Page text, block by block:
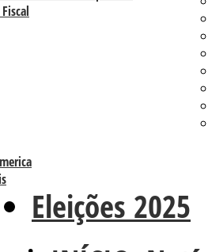
Eleições 2025